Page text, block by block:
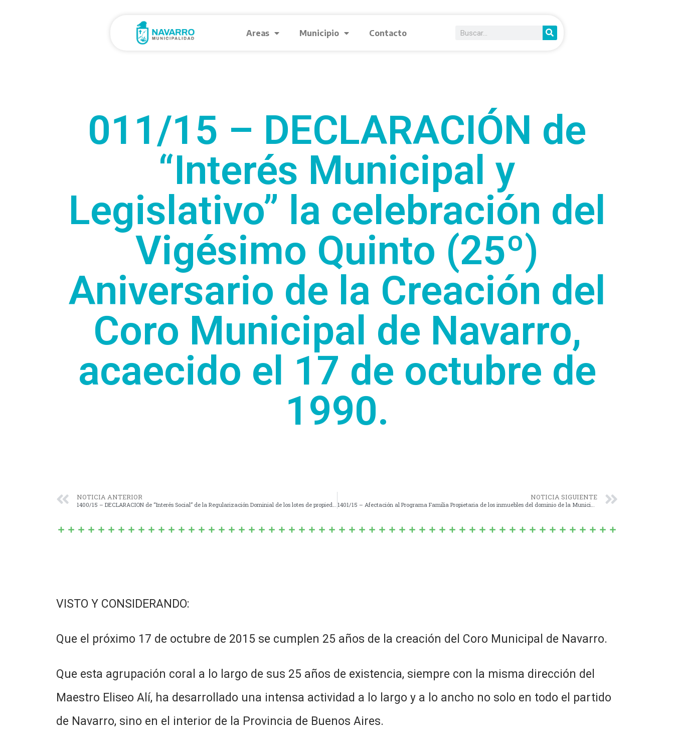
Areas Municipio Contacto
011/15 – DECLARACIÓN de
“Interés Municipal y
Legislativo” la celebración del
Vigésimo Quinto (25º)
Aniversario de la Creación del
Coro Municipal de Navarro,
acaecido el 17 de octubre de
1990.
NOTICIA ANTERIOR NOTICIA SIGUIENTE
VISTO Y CONSIDERANDO:
Que el próximo 17 de octubre de 2015 se cumplen 25 años de la creación del Coro Municipal de Navarro.
Que esta agrupación coral a lo largo de sus 25 años de existencia, siempre con la misma dirección del
Maestro Eliseo Alí, ha desarrollado una intensa actividad a lo largo y a lo ancho no solo en todo el partido
de Navarro, sino en el interior de la Provincia de Buenos Aires.